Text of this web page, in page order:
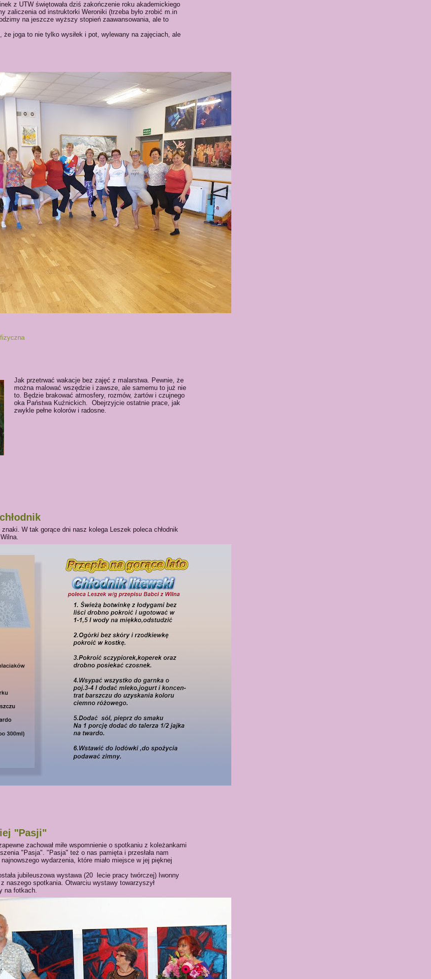
z UTW świętowała dziś zakończenie roku akademickiego
zaliczenia od instruktorki Weroniki (trzeba było zrobić m.in
na jeszcze wyższy stopień zaawansowania, ale to
że joga to nie tylko wysiłek i pot, wylewany na zajęciach, ale
Jak przetrwać wakacje bez zajęć z malarstwa. Pewnie, że
można malować wszędzie i zawsze, ale samemu to już nie
to. Będzie brakować atmosfery, rozmów, żartów i czujnego
oka Państwa Kuźnickich. Obejrzyjcie ostatnie prace, jak
zwykle pełne kolorów i radosne.
W tak gorące dni nasz kolega Leszek poleca chłodnik
"Pasji"
zachował miłe wspomnienie o spotkaniu z koleżankami
"Pasja". "Pasja" też o nas pamięta i przesłała nam
wydarzenia, które miało miejsce w jej pięknej
jubileuszowa wystawa (20 lecie pracy twórczej) Iwonny
naszego spotkania. Otwarciu wystawy towarzyszył
na fotkach.